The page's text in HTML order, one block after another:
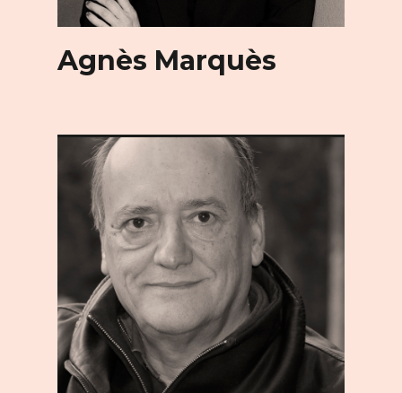
Agnès Marquès